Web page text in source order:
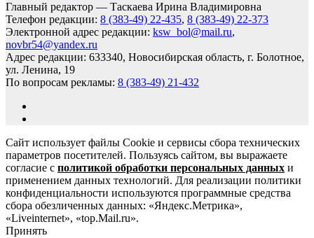
Главный редактор — Таскаева Ирина Владимировна
Телефон редакции: 8 (383-49) 22-435, 8 (383-49) 22-373
Электронной адрес редакции: ksw_bol@mail.ru,
novbr54@yandex.ru
Адрес редакции: 633340, Новосибирская область, г. Болотное,
ул. Ленина, 19
По вопросам рекламы: 8 (383-49) 21-432
Сайт использует файлы Cookie и сервисы сбора технических
параметров посетителей. Пользуясь сайтом, вы выражаете
согласие с политикой обработки персональных данных и
применением данных технологий. Для реализации политики
конфиденциальности используются программные средства
сбора обезличенных данных: «Яндекс.Метрика»,
«Liveinternet», «top.Mail.ru».
Принять